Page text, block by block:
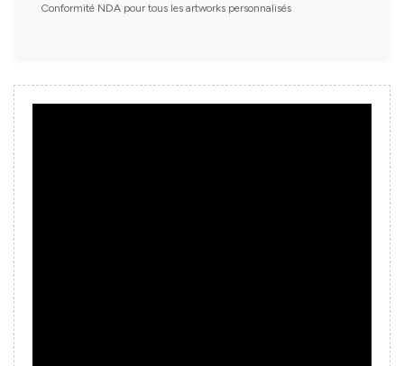
Conformité NDA pour tous les artworks personnalisés